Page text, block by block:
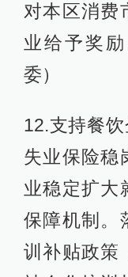
对本区消费
业给予奖
委）
12.支持餐
失业保险稳
业稳定扩大
保障机制。
训补贴政策